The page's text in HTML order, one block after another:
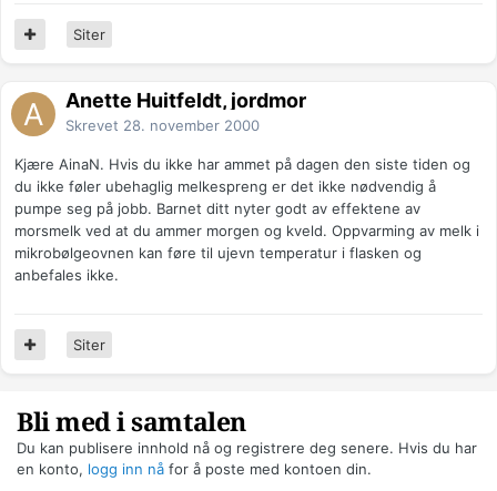
Siter
Anette Huitfeldt, jordmor
Skrevet 28. november 2000
Kjære AinaN. Hvis du ikke har ammet på dagen den siste tiden og
du ikke føler ubehaglig melkespreng er det ikke nødvendig å
pumpe seg på jobb. Barnet ditt nyter godt av effektene av
morsmelk ved at du ammer morgen og kveld. Oppvarming av melk i
mikrobølgeovnen kan føre til ujevn temperatur i flasken og
anbefales ikke.
Siter
Bli med i samtalen
Du kan publisere innhold nå og registrere deg senere. Hvis du har
en konto, logg inn nå for å poste med kontoen din.